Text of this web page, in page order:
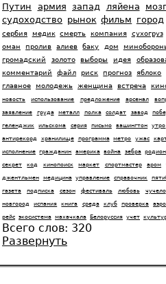
Путин
армия запад ляйена
судоходство рынок фильм город
сербия
медик смерть компания сухогруз
оман
пролив алиев баку дом
громадский
золото выборы идея
комментарий
файл риск прогноз яблоко
главное
молодежь женщина встреча
новость использование предложение арсенал
заявление груда металл полка солдат завод
геленджик ильскома серия письмо вашингтон утро
антирекорд хранилище программа метро ужас
исполнение гражданин америка война зебра
секрет код кинопоиск маркет спортмастер аром
джентльмен медицина управление справочник
газета подписка сезон фестиваль любовь чучело
новгород испания книга среда клуб проверка
рейс экосистема махачкала Белоруссия учет
Всего слов: 320
Развернуть